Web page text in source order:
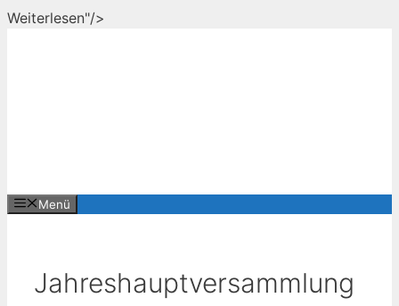
Weiterlesen"/>
Menü
Jahreshauptversammlung